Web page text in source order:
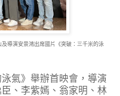
導演安景鴻出席國片《突破：三千米的泳
氣》舉辦首映會，導演
臣、李紫嫣、翁家明、林